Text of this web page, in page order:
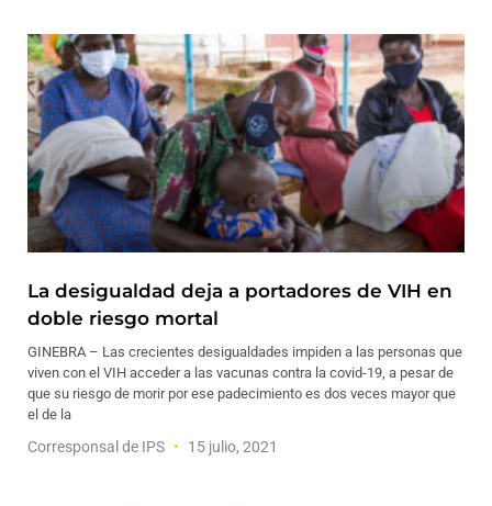
La desigualdad deja a portadores de VIH en
doble riesgo mortal
GINEBRA – Las crecientes desigualdades impiden a las personas que
viven con el VIH acceder a las vacunas contra la covid-19, a pesar de
que su riesgo de morir por ese padecimiento es dos veces mayor que
el de la
Corresponsal de IPS 15 julio, 2021